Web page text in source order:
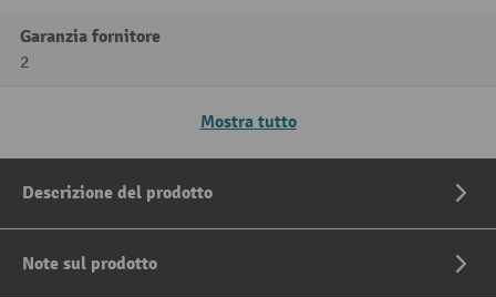
Garanzia fornitore
2
Mostra tutto
Descrizione del prodotto
Note sul prodotto